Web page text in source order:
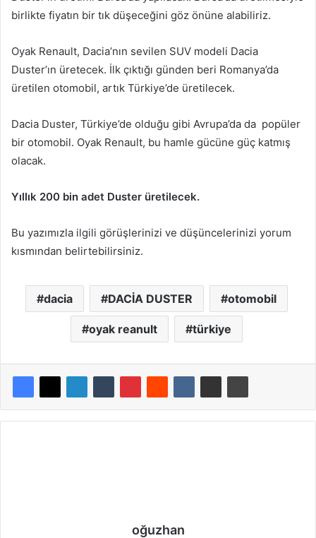
birlikte fiyatın bir tık düşeceğini göz önüne alabiliriz.
Oyak Renault, Dacia’nın sevilen SUV modeli Dacia
Duster’ın üretecek. İlk çıktığı günden beri Romanya’da
üretilen otomobil, artık Türkiye’de üretilecek.
Dacia Duster, Türkiye’de olduğu gibi Avrupa’da da popüler
bir otomobil. Oyak Renault, bu hamle gücüne güç katmış
olacak.
Yıllık 200 bin adet Duster üretilecek.
Bu yazımızla ilgili görüşlerinizi ve düşüncelerinizi yorum
kısmından belirtebilirsiniz.
dacia DACİA DUSTER otomobil
oyak reanult türkiye
oğuzhan